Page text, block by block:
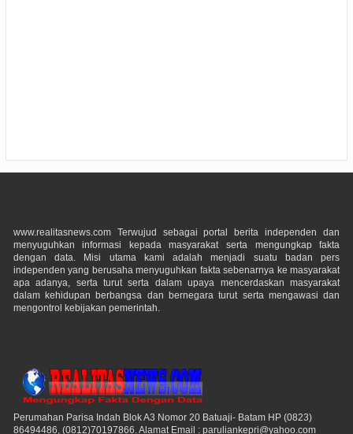
www.realitasnews.com Terwujud sebagai portal berita independen dan
menyuguhkan informasi kepada masyarakat serta mengungkap fakta
dengan data. Misi utama kami adalah menjadi suatu badan pers
independen yang berusaha menyuguhkan fakta sebenarnya ke masyarakat
apa adanya, serta turut serta dalam upaya mencerdaskan masyarakat
dalam kehidupan berbangsa dan bernegara turut serta mengawasi dan
mengontrol kebijakan pemerintah.
Perumahan Parisa Indah Blok A3 Nomor 20 Batuaji- Batam HP (0823)
86494486, (0812)70197866. Alamat Email : paruliankepri@yahoo.com